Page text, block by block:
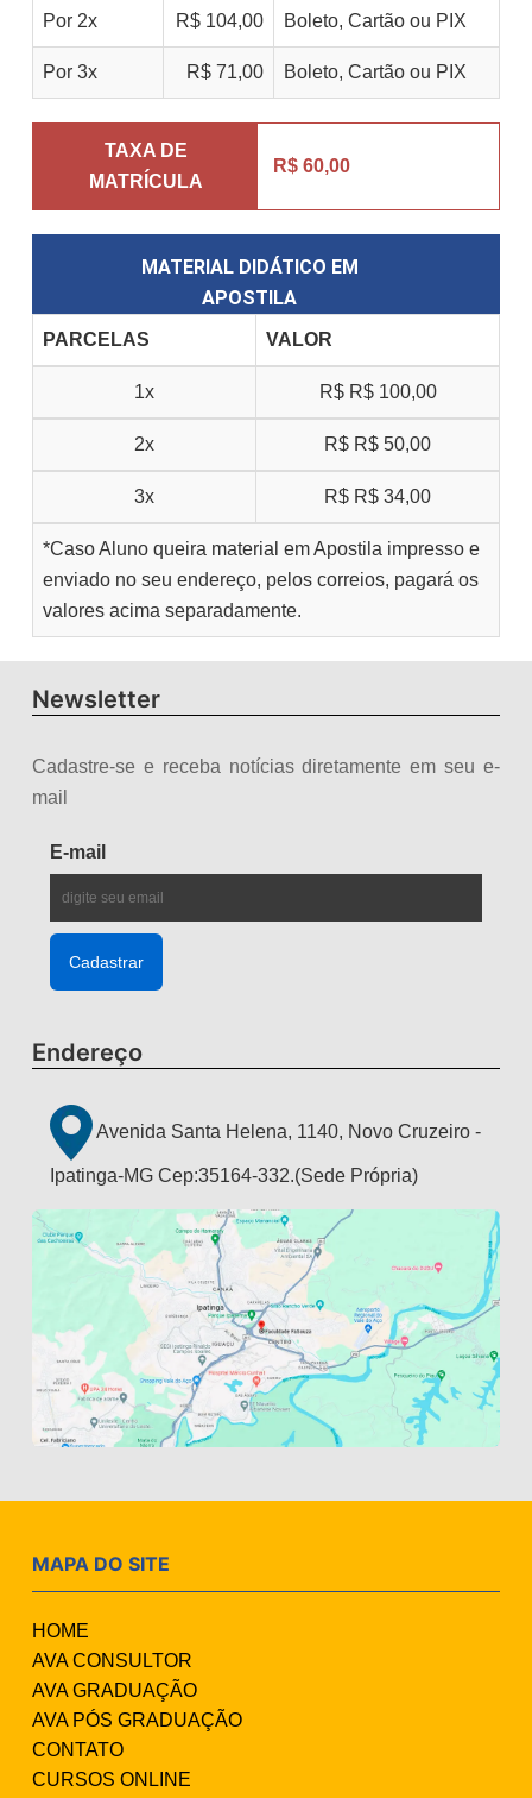
Por 2x R$ 104,00 Boleto, Cartão ou PIX
Por 3x R$ 71,00 Boleto, Cartão ou PIX
TAXA DE
MATRÍCULA
R$ 60,00
MATERIAL DIDÁTICO EM
APOSTILA
PARCELAS VALOR
1x R$ R$ 100,00
2x R$ R$ 50,00
3x R$ R$ 34,00
*Caso Aluno queira material em Apostila impresso e
enviado no seu endereço, pelos correios, pagará os
valores acima separadamente.
Newsletter
Cadastre-se e receba notícias diretamente em seu e-
mail
E-mail
Endereço
Avenida Santa Helena, 1140, Novo Cruzeiro -
Ipatinga-MG Cep:35164-332.(Sede Própria)
MAPA DO SITE
HOME
AVA CONSULTOR
AVA GRADUAÇÃO
AVA PÓS GRADUAÇÃO
CONTATO
CURSOS ONLINE